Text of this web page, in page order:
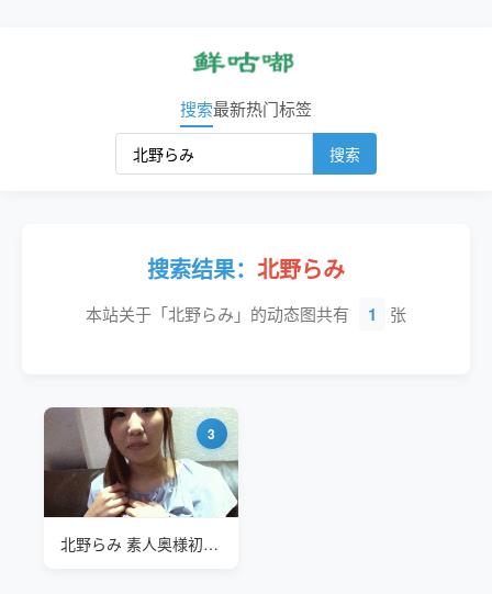
搜索最新热门标签
搜索
搜索结果： 北野らみ
本站关于「北野らみ」的动态图共有 1 张
3
北野らみ 素人奥様初撮りドキュメント.丑